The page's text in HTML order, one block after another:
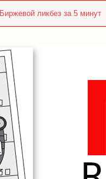
Биржевой ликбез за 5 минут